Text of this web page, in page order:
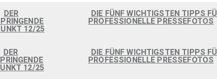
DER
12/25
DIE FÜNF WICHTIGSTEN TIPPS
PROFESSIONELLE PRESSEFOTOS
DER
12/25
DIE FÜNF WICHTIGSTEN TIPPS
PROFESSIONELLE PRESSEFOTOS